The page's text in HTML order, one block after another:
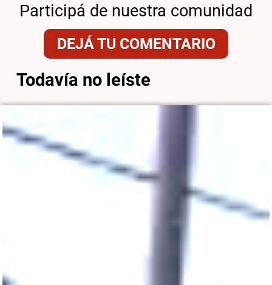
Participá de nuestra comunidad
DEJÁ TU COMENTARIO
Todavía no leíste